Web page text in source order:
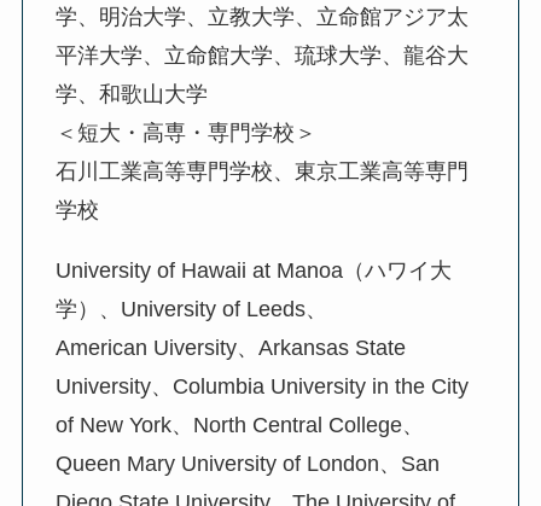
学、明治大学、立教大学、立命館アジア太
平洋大学、立命館大学、琉球大学、龍谷大
学、和歌山大学
＜短大・高専・専門学校＞
石川工業高等専門学校、東京工業高等専門
学校
University of Hawaii at Manoa（ハワイ大
学）、University of Leeds、
American Uiversity、Arkansas State
University、Columbia University in the City
of New York、North Central College、
Queen Mary University of London、San